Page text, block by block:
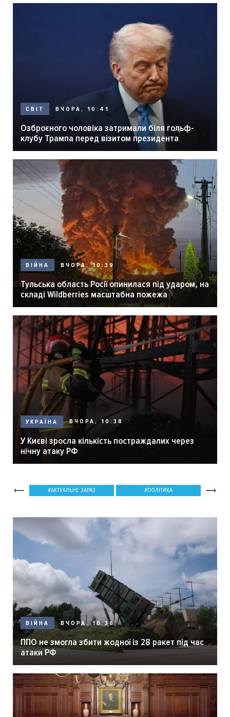
СВІТ ВЧОРА, 10:41
Озброєного чоловіка затримали біля гольф-
клубу Трампа перед візитом президента
ВІЙНА ВЧОРА, 10:39
Тульська область Росії опинилася під ударом, на
складі Wildberries масштабна пожежа
УКРАЇНА ВЧОРА, 10:38
У Києві зросла кількість постраждалих через
нічну атаку РФ
АКТУАЛЬНЕ ЗАРАЗ ПОЛІТИКА
ВІЙНА ВЧОРА, 10:36
ППО не змогла збити жодної із 28 ракет під час
атаки РФ